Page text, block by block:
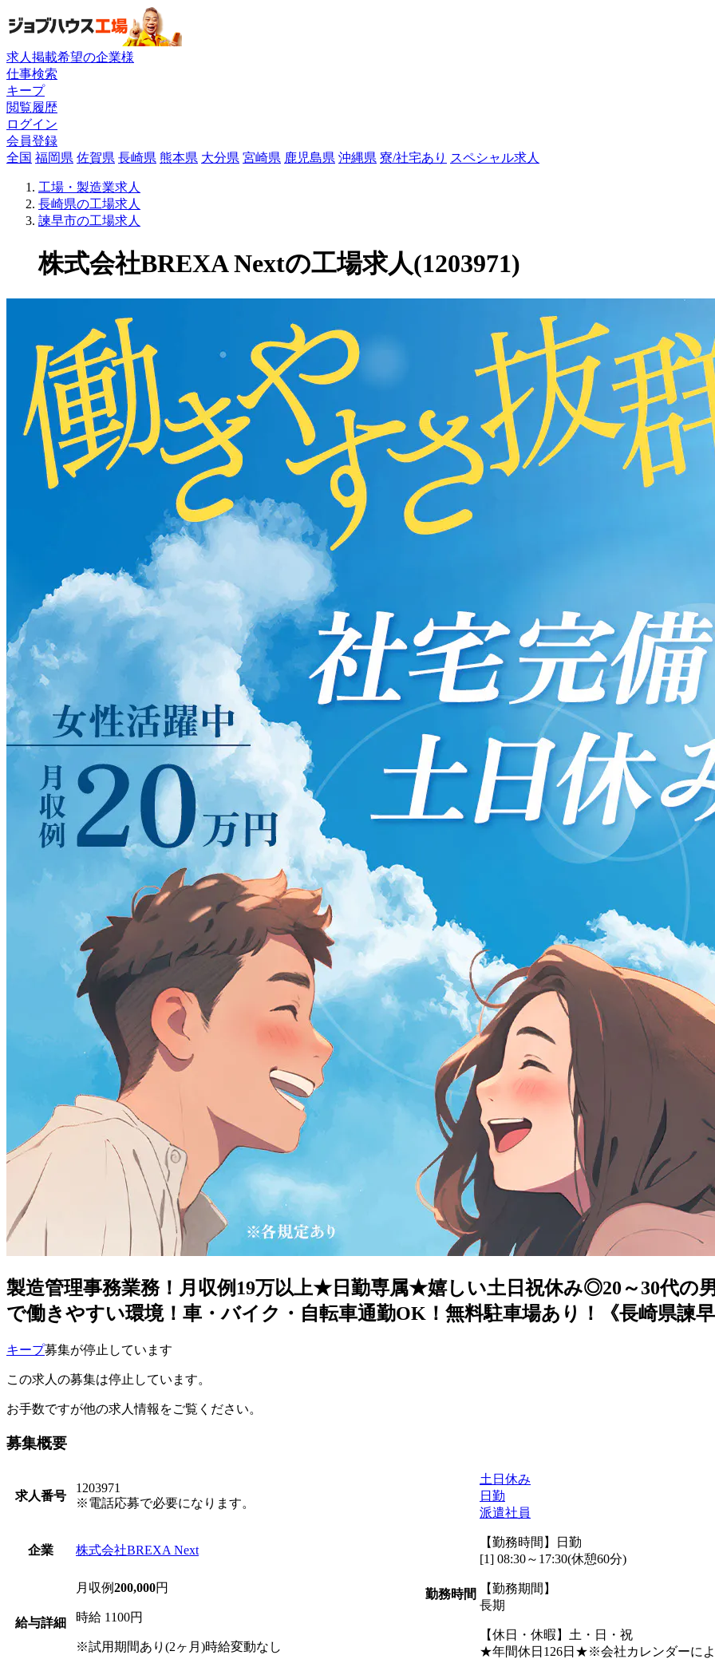
求人掲載希望の企業様
仕事検索
キープ
閲覧履歴
ログイン
会員登録
全国 福岡県 佐賀県 長崎県 熊本県 大分県 宮崎県 鹿児島県 沖縄県 寮/社宅あり スペシャル求人
工場・製造業求人
長崎県の工場求人
諫早市の工場求人
株式会社BREXA Nextの工場求人(1203971)
製造管理事務業務！月収例19万以上★日勤専属★嬉しい土日祝休み◎20～30代の
で働きやすい環境！車・バイク・自転車通勤OK！無料駐車場あり！《長崎県諫早
キープ募集が停止しています
この求人の募集は停止しています。
お手数ですが他の求人情報をご覧ください。
募集概要
求人番号
1203971
※電話応募で必要になります。
企業 株式会社BREXA Next
給与詳細
月収例200,000円
時給 1100円
※試用期間あり(2ヶ月)時給変動なし
勤務時間
土日休み
日勤
派遣社員
【勤務時間】日勤
[1] 08:30～17:30(休憩60分)
【勤務期間】
長期
【休日・休暇】土・日・祝
★年間休日126日★※会社カレンダーによ